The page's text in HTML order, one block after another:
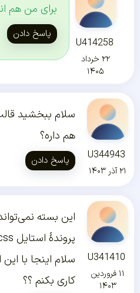
U414258
۲۲ خرداد
۱۴۰۵
برای من هم
پاسخ دادن
U344943
۲۱ آذر ۱۴۰۳
سلام ببخشید
هم داره؟
پاسخ دادن
U341410
۱۱ فروردین
۱۴۰۳
این بسته
پروندهٔ استایل style.css را کم دارد
سلام اینجا با
کاری بکنم ؟؟